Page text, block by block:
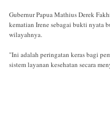
Gubernur Papua Mathius Derek
kematian Irene sebagai bukti nyata
wilayahnya.
"Ini adalah peringatan keras bagi
sistem layanan kesehatan secara